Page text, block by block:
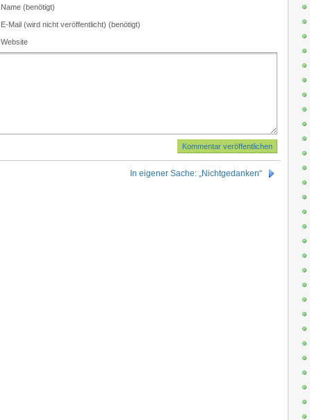
Name (benötigt)
E-Mail (wird nicht veröffentlicht) (benötigt)
Website
In eigener Sache: „Nichtgedanken“